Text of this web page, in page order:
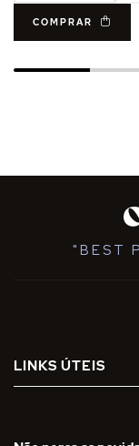
COMPRAR
"BEST
LINKS ÚTEIS